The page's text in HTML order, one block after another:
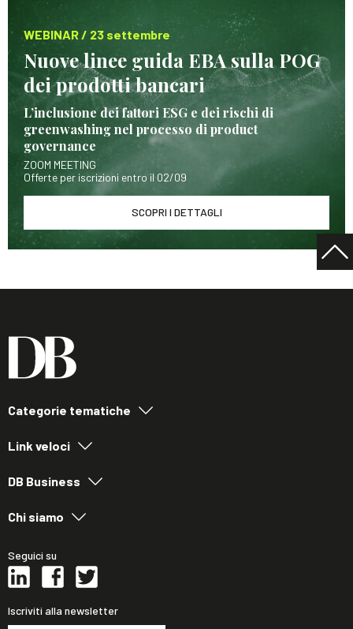
WEBINAR / 23 settembre
Nuove linee guida EBA sulla POG
dei prodotti bancari
L’inclusione dei fattori ESG e dei rischi di
greenwashing nel processo di product
governance
ZOOM MEETING
Offerte per iscrizioni entro il 02/09
SCOPRI I DETTAGLI
Categorie tematiche
Link veloci
DB Business
Chi siamo
Seguici su
Iscriviti alla newsletter